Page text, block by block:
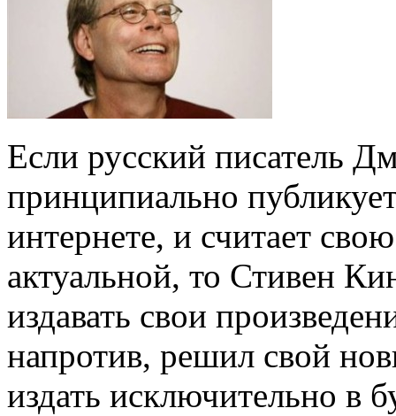
Если русский писатель
принципиально
интернете, и считает
актуальной, то Стивен
издавать свои
напротив, решил свой
издать исключительно в